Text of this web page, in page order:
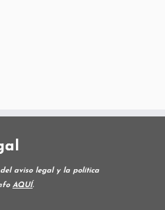
aviso legal y la política
AQUÍ.